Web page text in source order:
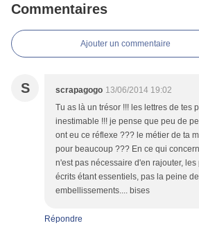
Commentaires
Ajouter un commentaire
S scrapagogo 13/06/2014 19:02
Tu as là un trésor !!! les lettres de tes
inestimable !!! je pense que peu de
ont eu ce réflexe ??? le métier de ta
pour beaucoup ??? En ce qui
n'est pas nécessaire d'en rajouter,
écrits étant essentiels, pas la peine
embellissements.... bises
Répondre